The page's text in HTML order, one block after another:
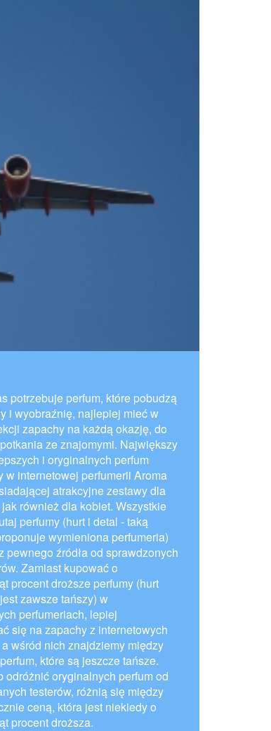
potrzebuje perfum, które pobudzą
i wyobraźnię, najlepiej mieć w
zapachy na każdą okazję, do
ze znajomymi. Największy
i oryginalnych perfum
w internetowej perfumerii Aroma
atrakcyjne zestawy dla
również dla kobiet. Wszystkie
perfumy (hurt i detal - taką
wymieniona perfumeria)
pewnego źródła od sprawdzonych
Zamiast kupować o
procent droższe perfumy (hurt
zawsze tańszy) w
perfumeriach, lepiej
się na zapachy z internetowych
wśród nich znajdziemy między
które są jeszcze tańsze.
odróżnić oryginalnych perfum od
testerów, różnią się między
ceną, która jest niekiedy o
procent droższa.